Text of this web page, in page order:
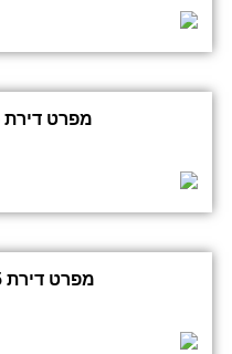
מפרט דירת 5 חדרים חזית צפונית
מפרט דירת 5 חדרים חזית דרומית